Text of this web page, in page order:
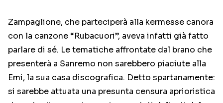
Zampaglione, che parteciperà alla kermesse canora
con la canzone “Rubacuori”, aveva infatti già fatto
parlare di sé. Le tematiche affrontate dal brano che
presenterà a Sanremo non sarebbero piaciute alla
Emi, la sua casa discografica. Detto spartanamente:
si sarebbe attuata una presunta censura aprioristica